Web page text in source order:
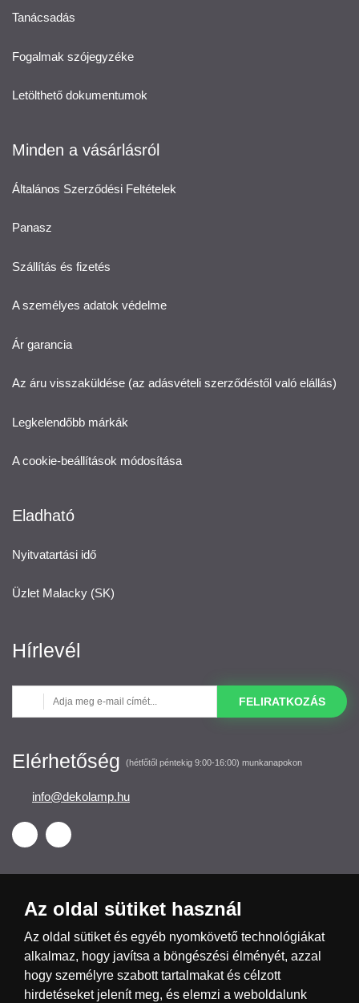
Tanácsadás
Fogalmak szójegyzéke
Letölthető dokumentumok
Minden a vásárlásról
Általános Szerződési Feltételek
Panasz
Szállítás és fizetés
A személyes adatok védelme
Ár garancia
Az áru visszaküldése (az adásvételi szerződéstől való elállás)
Legkelendőbb márkák
A cookie-beállítások módosítása
Eladható
Nyitvatartási idő
Üzlet Malacky (SK)
Hírlevél
FELIRATKOZÁS
Elérhetőség (hétfőtől péntekig 9:00-16:00) munkanapokon
info@dekolamp.hu
Česká republika Slovensko Deutschland
Magyarország Österreich België
Az oldal sütiket használ
Az oldal sütiket és egyéb nyomkövető technológiákat
alkalmaz, hogy javítsa a böngészési élményét, azzal
hogy személyre szabott tartalmakat és célzott
hirdetéseket jelenít meg, és elemzi a weboldalunk